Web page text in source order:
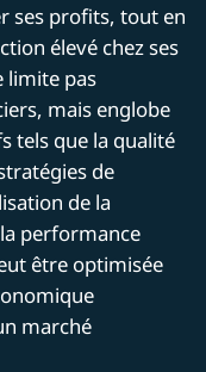
ses profits, tout en
élevé chez ses
limite pas
mais englobe
tels que la qualité
de
de la
performance
être optimisée
marché